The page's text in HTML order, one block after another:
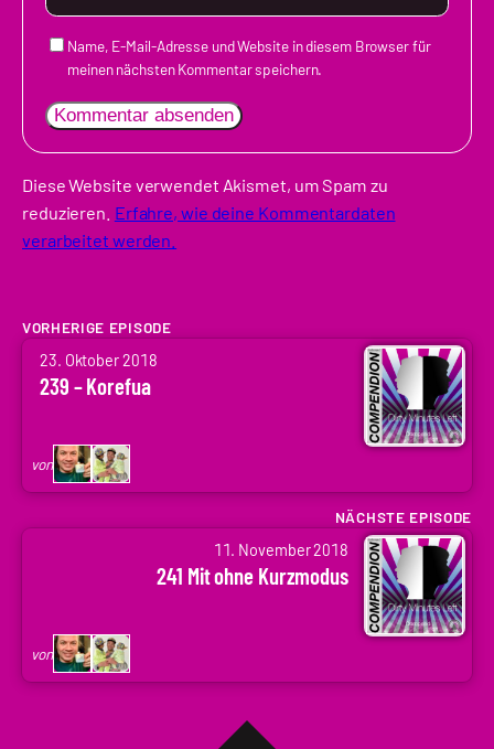
Name, E-Mail-Adresse und Website in diesem Browser für
meinen nächsten Kommentar speichern.
Diese Website verwendet Akismet, um Spam zu
reduzieren. Erfahre, wie deine Kommentardaten
verarbeitet werden.
VORHERIGE EPISODE
23. Oktober 2018
239 – Korefua
von
von
Arne
Codenaga,
Holger
NÄCHSTE EPISODE
11. November 2018
241 Mit ohne Kurzmodus
von
Codenaga,
Holger